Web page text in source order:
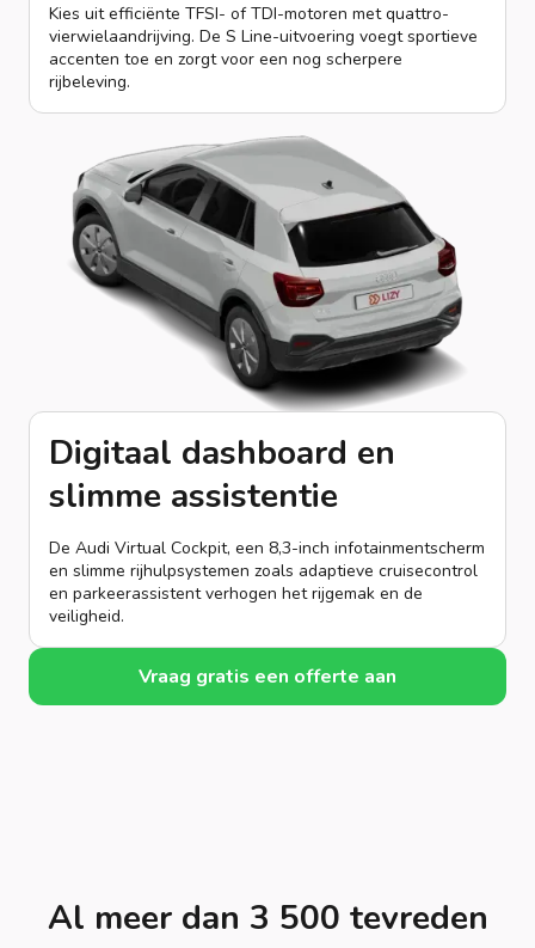
Kies uit efficiënte TFSI- of TDI-motoren met quattro-
vierwielaandrijving. De S Line-uitvoering voegt sportieve
accenten toe en zorgt voor een nog scherpere
rijbeleving.
Digitaal dashboard en
slimme assistentie
De Audi Virtual Cockpit, een 8,3-inch infotainmentscherm
en slimme rijhulpsystemen zoals adaptieve cruisecontrol
en parkeerassistent verhogen het rijgemak en de
veiligheid.
Vraag gratis een offerte aan
Al meer dan 3 500 tevreden